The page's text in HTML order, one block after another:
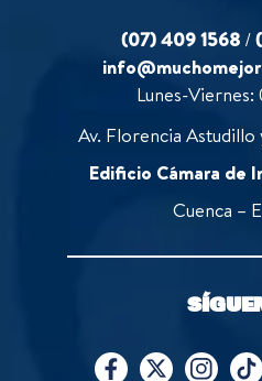
(07) 409 1568 /
Lunes-
Av. Florencia
Edificio Cámara de
Cuenca –